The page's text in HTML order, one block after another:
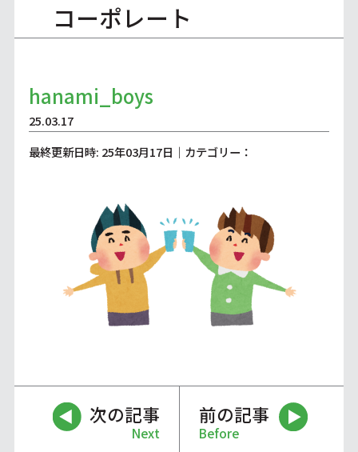
コーポレート
hanami_boys
25.03.17
最終更新日時: 25年03月17日｜カテゴリー：
次の記事
Next
前の記事
Before